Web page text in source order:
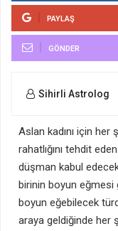
PAYLAŞ
GÖNDER
Sihirli Astrolog
Aslan kadını için her
rahatlığını tehdit
düşman kabul
birinin boyun eğmesi
boyun eğebilecek
araya geldiğinde her